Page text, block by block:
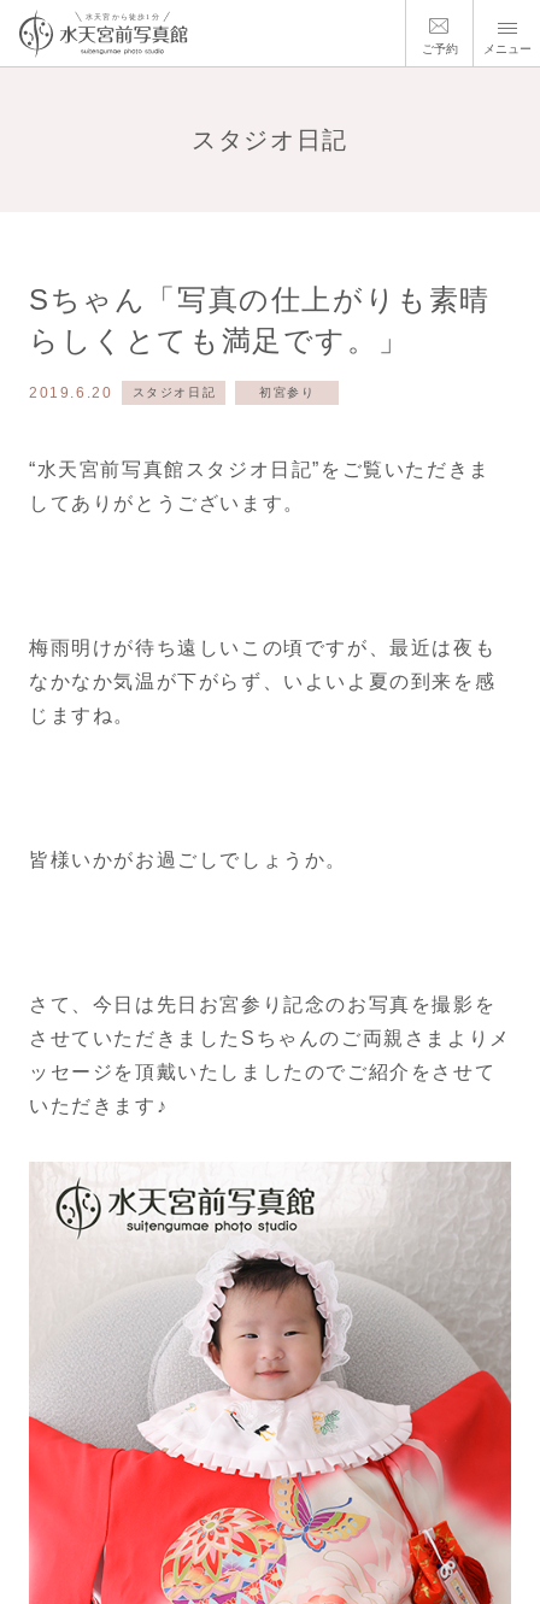
ご予約 メニュー
スタジオ日記
Sちゃん「写真の仕上がりも素晴
らしくとても満足です。」
2019.6.20 スタジオ日記 初宮参り
“水天宮前写真館スタジオ日記”をご覧いただきま
してありがとうございます。
梅雨明けが待ち遠しいこの頃ですが、最近は夜も
なかなか気温が下がらず、いよいよ夏の到来を感
じますね。
皆様いかがお過ごしでしょうか。
さて、今日は先日お宮参り記念のお写真を撮影を
させていただきましたSちゃんのご両親さまよりメ
ッセージを頂戴いたしましたのでご紹介をさせて
いただきます♪